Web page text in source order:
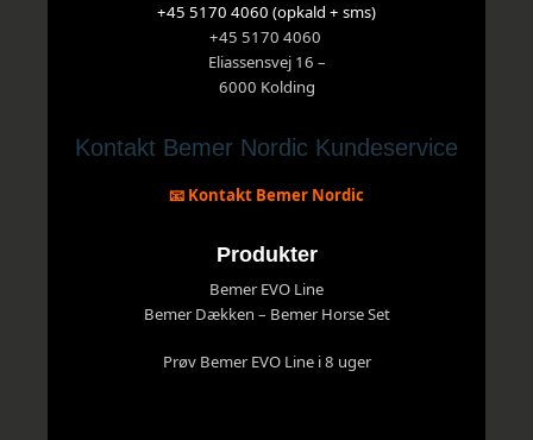
+45 5170 4060 (opkald + sms)
+45 5170 4060
Eliassensvej 16 –
6000 Kolding
Kontakt Bemer Nordic Kundeservice
📧 Kontakt Bemer Nordic
Produkter
Bemer EVO Line
Bemer Dækken – Bemer Horse Set
Prøv Bemer EVO Line i 8 uger